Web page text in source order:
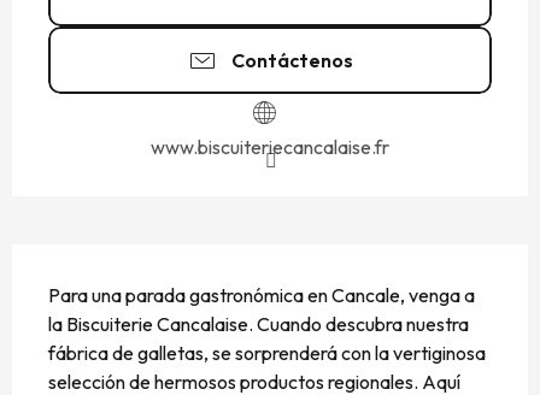
Contáctenos
www.biscuiteriecancalaise.fr
Para una parada gastronómica en Cancale, venga a
la Biscuiterie Cancalaise. Cuando descubra nuestra
fábrica de galletas, se sorprenderá con la vertiginosa
selección de hermosos productos regionales. Aquí